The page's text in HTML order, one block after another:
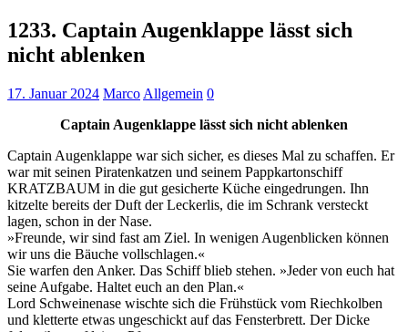
1233. Captain Augenklappe lässt sich
nicht ablenken
17. Januar 2024 Marco Allgemein 0
Captain Augenklappe lässt sich nicht ablenken
Captain Augenklappe war sich sicher, es dieses Mal zu schaffen. Er
war mit seinen Piratenkatzen und seinem Pappkartonschiff
KRATZBAUM in die gut gesicherte Küche eingedrungen. Ihn
kitzelte bereits der Duft der Leckerlis, die im Schrank versteckt
lagen, schon in der Nase.
»Freunde, wir sind fast am Ziel. In wenigen Augenblicken können
wir uns die Bäuche vollschlagen.«
Sie warfen den Anker. Das Schiff blieb stehen. »Jeder von euch hat
seine Aufgabe. Haltet euch an den Plan.«
Lord Schweinenase wischte sich die Frühstück vom Riechkolben
und kletterte etwas ungeschickt auf das Fensterbrett. Der Dicke